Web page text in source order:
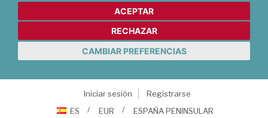
ACEPTAR
RECHAZAR
CAMBIAR PREFERENCIAS
Iniciar sesión
Registrarse
ES
EUR ESPAÑA PENINSULAR